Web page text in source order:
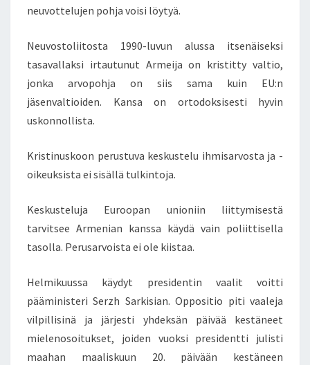
Ä
L
O
I
K
U
R
Y
L
A
R
E
N
I
neuvottelujen pohja voisi löytyä.
Neuvostoliitosta 1990-luvun alussa itsenäiseksi
tasavallaksi irtautunut Armeija on kristitty valtio,
jonka arvopohja on siis sama kuin EU:n
jäsenvaltioiden. Kansa on ortodoksisesti hyvin
uskonnollista.
Kristinuskoon perustuva keskustelu ihmisarvosta ja -
oikeuksista ei sisällä tulkintoja.
Keskusteluja Euroopan unioniin liittymisestä
tarvitsee Armenian kanssa käydä vain poliittisella
tasolla. Perusarvoista ei ole kiistaa.
Helmikuussa käydyt presidentin vaalit voitti
pääministeri Serzh Sarkisian. Oppositio piti vaaleja
vilpillisinä ja järjesti yhdeksän päivää kestäneet
mielenosoitukset, joiden vuoksi presidentti julisti
maahan maaliskuun 20. päivään kestäneen